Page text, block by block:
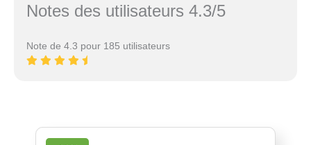
Notes des utilisateurs 4.3/5
Note de 4.3 pour 185 utilisateurs